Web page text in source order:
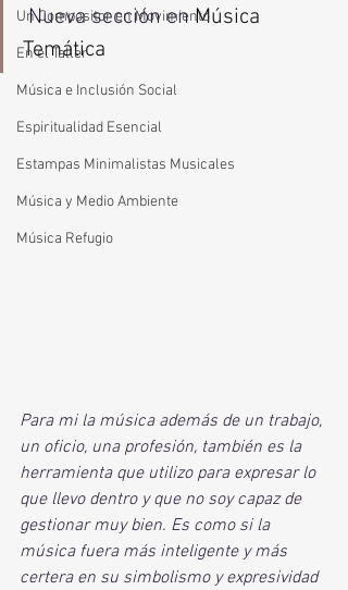
Un Compositor en Movimiento
En el Taller
Música e Inclusión Social
Espiritualidad Esencial
Estampas Minimalistas Musicales
Música y Medio Ambiente
Música Refugio
Nueva sección en Música
Temática
Para mi la música además de un trabajo,
un oficio, una profesión, también es la
herramienta que utilizo para expresar lo
que llevo dentro y que no soy capaz de
gestionar muy bien. Es como si la
música fuera más inteligente y más
certera en su simbolismo y expresividad